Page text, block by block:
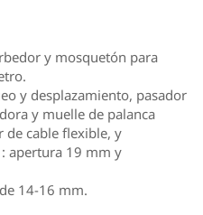
y mosquetón para
y desplazamiento, pasador
y muelle de palanca
cable flexible, y
apertura 19 mm y
de 14-16 mm.